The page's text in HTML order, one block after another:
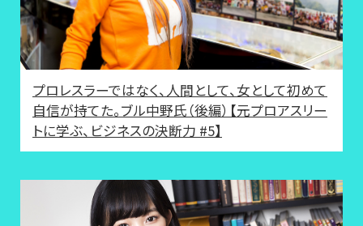
プロレスラーではなく、人間として、女として初めて
自信が持てた。ブル中野氏（後編）【元プロアスリー
トに学ぶ、ビジネスの決断力 #5】